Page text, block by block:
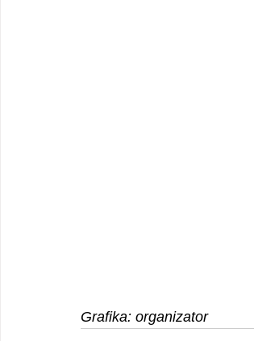
Grafika: organizator